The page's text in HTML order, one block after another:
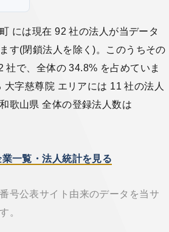
には現在 92 社の法人が当データ
す(閉鎖法人を除く)。このうちその
社で、全体の 34.8% を占めていま
字慈尊院 エリアには 11 社の法人
歌山県 全体の登録法人数は
一覧・法人統計を見る
号公表サイト由来のデータを当サ
。